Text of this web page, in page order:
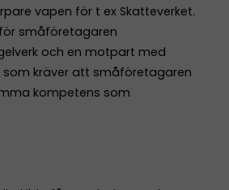
vapen för t ex Skatteverket.
småföretagaren
och en motpart med
som kräver att småföretagaren
kompetens som